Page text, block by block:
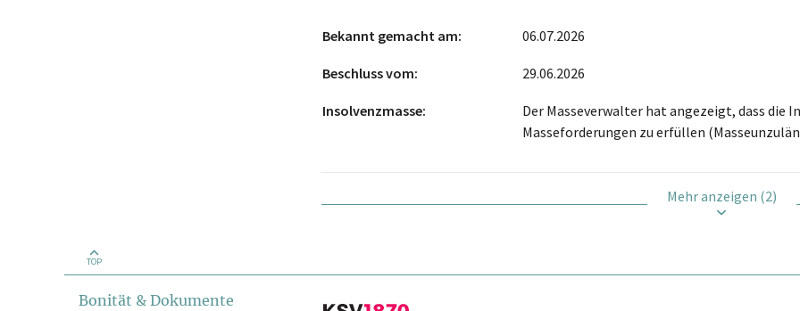
Bekannt gemacht am 06.07.2026
Beschluss vom 29.06.2026
Insolvenzmasse
Der Masseverwalter hat angezeigt, dass die
Masseforderungen zu erfüllen
Mehr anzeigen (2)
TOP
Bonität & Dokumente